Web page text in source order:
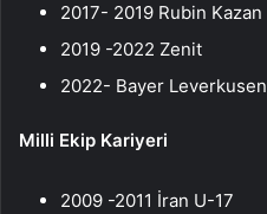
2017- 2019 Rubin Kazan
2019 -2022 Zenit
2022- Bayer Leverkusen
Milli Ekip Kariyeri
2009 -2011 İran U-17